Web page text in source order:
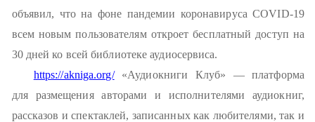
объявил, что на фоне пандемии коронавируса COVID-19
всем новым пользователям откроет бесплатный доступ на
30 дней ко всей библиотеке аудиосервиса.
https://akniga.org/«Аудиокниги Клуб» — платформа
для размещения авторами и исполнителями аудиокниг,
рассказов и спектаклей, записанных как любителями, так и